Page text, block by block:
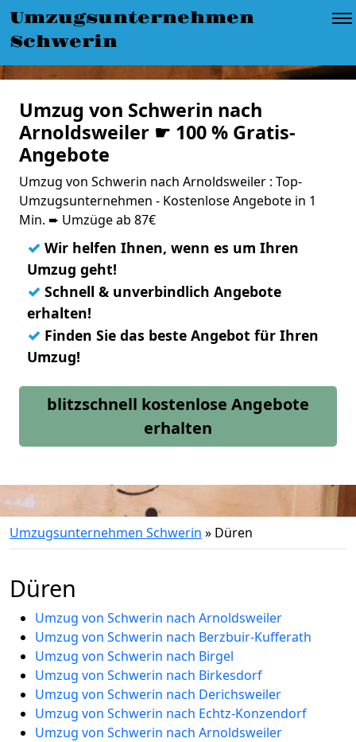
Umzugsunternehmen
Schwerin
Umzug von Schwerin nach
Arnoldsweiler ☛ 100 % Gratis-
Angebote
Umzug von Schwerin nach Arnoldsweiler : Top-
Umzugsunternehmen - Kostenlose Angebote in 1
Min. ➨ Umzüge ab 87€
✓ Wir helfen Ihnen, wenn es um Ihren
Umzug geht!
✓ Schnell & unverbindlich Angebote
erhalten!
✓ Finden Sie das beste Angebot für Ihren
Umzug!
blitzschnell kostenlose Angebote
erhalten
Umzugsunternehmen Schwerin » Düren
Düren
Umzug von Schwerin nach Arnoldsweiler
Umzug von Schwerin nach Berzbuir-Kufferath
Umzug von Schwerin nach Birgel
Umzug von Schwerin nach Birkesdorf
Umzug von Schwerin nach Derichsweiler
Umzug von Schwerin nach Echtz-Konzendorf
Umzug von Schwerin nach Arnoldsweiler